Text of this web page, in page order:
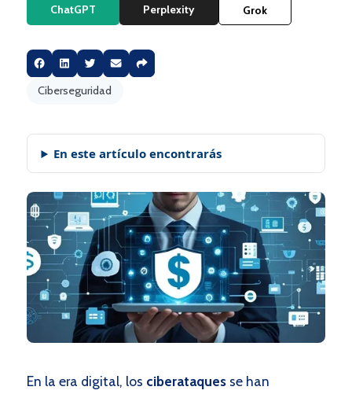
ChatGPT Perplexity Grok
Ciberseguridad
En este artículo encontrarás
En la era digital, los ciberataquesse han